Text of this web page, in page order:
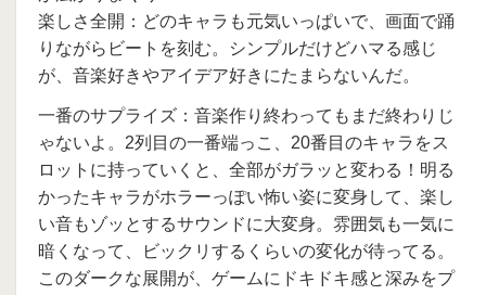
楽しさ全開：どのキャラも元気いっぱいで、画面で踊
りながらビートを刻む。シンプルだけどハマる感じ
が、音楽好きやアイデア好きにたまらないんだ。
一番のサプライズ：音楽作り終わってもまだ終わりじ
ゃないよ。2列目の一番端っこ、20番目のキャラをス
ロットに持っていくと、全部がガラッと変わる！明る
かったキャラがホラーっぽい怖い姿に変身して、楽し
い音もゾッとするサウンドに大変身。雰囲気も一気に
暗くなって、ビックリするくらいの変化が待ってる。
このダークな展開が、ゲームにドキドキ感と深みをプ